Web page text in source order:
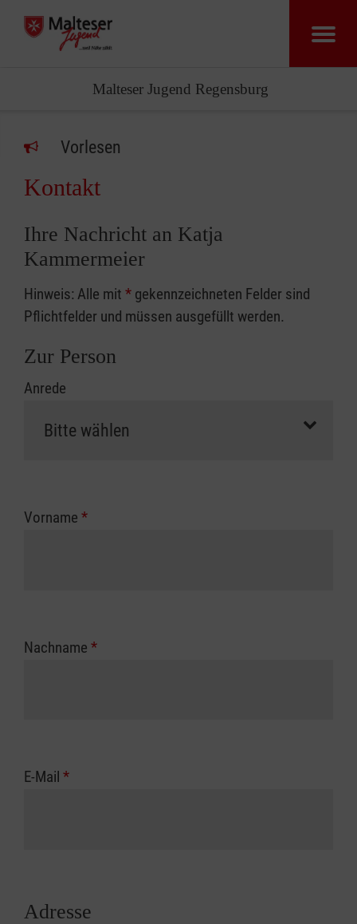
Malteser Jugend Regensburg
Vorlesen
Kontakt
Ihre Nachricht an Katja
Kammermeier
Hinweis: Alle mit * gekennzeichneten Felder sind
Pflichtfelder und müssen ausgefüllt werden.
Zur Person
Anrede
Vorname *
Nachname *
E-Mail *
Adresse